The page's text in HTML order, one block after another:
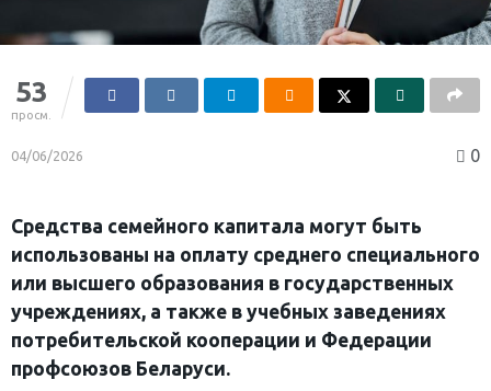
53
просм.
04/06/2026 0
Средства семейного капитала могут быть
использованы на оплату среднего специального
или высшего образования в государственных
учреждениях, а также в учебных заведениях
потребительской кооперации и Федерации
профсоюзов Беларуси.